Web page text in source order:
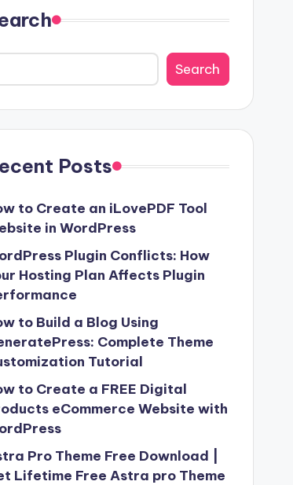
Search
Posts
to Create an iLovePDF Tool
in WordPress
Plugin Conflicts: How
Hosting Plan Affects Plugin
to Build a Blog Using
Complete Theme
Tutorial
to Create a FREE Digital
eCommerce Website with
Pro Theme Free Download |
Lifetime Free Astra pro Theme